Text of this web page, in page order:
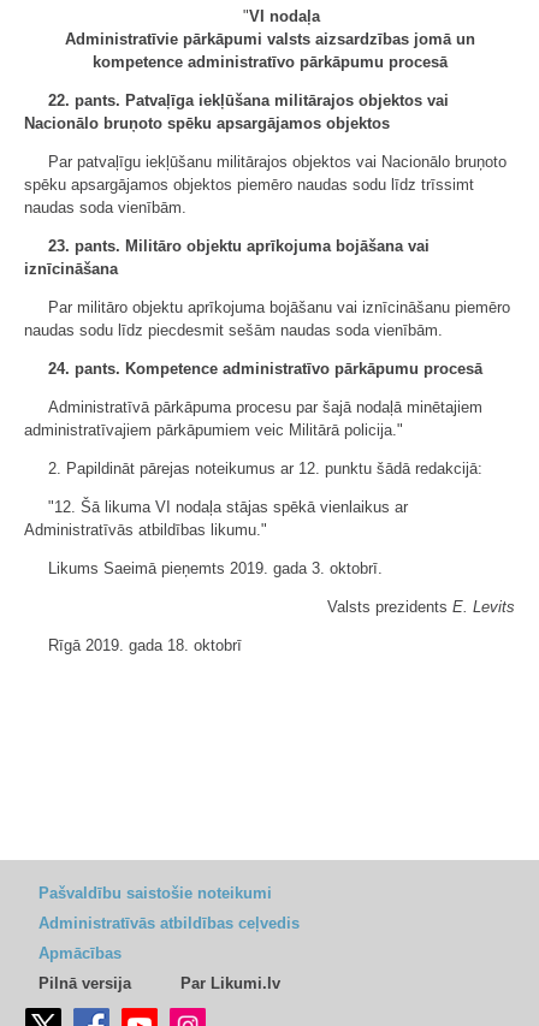
"VI nodaļa
Administratīvie pārkāpumi valsts aizsardzības jomā un
kompetence administratīvo pārkāpumu procesā
22. pants. Patvaļīga iekļūšana militārajos objektos vai
Nacionālo bruņoto spēku apsargājamos objektos
Par patvaļīgu iekļūšanu militārajos objektos vai Nacionālo bruņoto
spēku apsargājamos objektos piemēro naudas sodu līdz trīssimt
naudas soda vienībām.
23. pants. Militāro objektu aprīkojuma bojāšana vai
iznīcināšana
Par militāro objektu aprīkojuma bojāšanu vai iznīcināšanu piemēro
naudas sodu līdz piecdesmit sešām naudas soda vienībām.
24. pants. Kompetence administratīvo pārkāpumu procesā
Administratīvā pārkāpuma procesu par šajā nodaļā minētajiem
administratīvajiem pārkāpumiem veic Militārā policija."
2. Papildināt pārejas noteikumus ar 12. punktu šādā redakcijā:
"12. Šā likuma VI nodaļa stājas spēkā vienlaikus ar
Administratīvās atbildības likumu."
Likums Saeimā pieņemts 2019. gada 3. oktobrī.
Valsts prezidents E. Levits
Rīgā 2019. gada 18. oktobrī
Pašvaldību saistošie noteikumi
Administratīvās atbildības ceļvedis
Apmācības
Pilnā versija
Par Likumi.lv